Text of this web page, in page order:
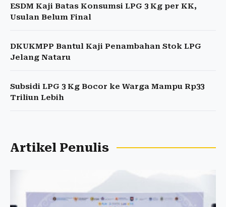
ESDM Kaji Batas Konsumsi LPG 3 Kg per KK,
Usulan Belum Final
DKUKMPP Bantul Kaji Penambahan Stok LPG
Jelang Nataru
Subsidi LPG 3 Kg Bocor ke Warga Mampu Rp33
Triliun Lebih
Artikel Penulis